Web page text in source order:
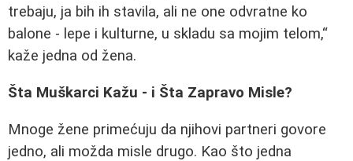
trebaju, ja bih ih stavila, ali ne one odvratne ko
balone - lepe i kulturne, u skladu sa mojim telom,
kaže jedna od žena.
Šta Muškarci Kažu - i Šta Zapravo Misle?
Mnoge žene primećuju da njihovi partneri govore
jedno, ali možda misle drugo. Kao što jedna